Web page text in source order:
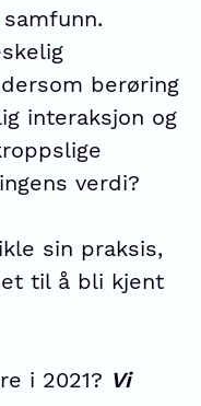
berøring
interaksjon og
verdi?
sin praksis,
til å bli kjent
i 2021? Vi